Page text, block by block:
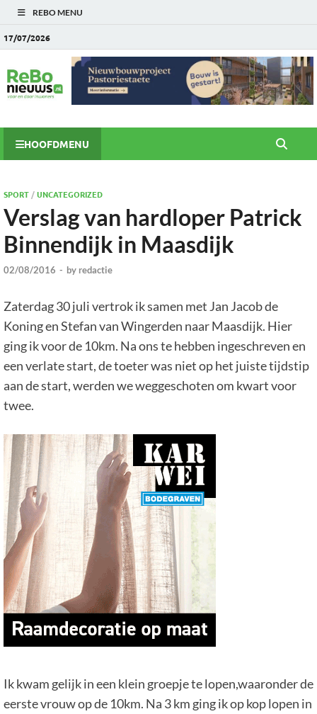
REBO MENU
17/07/2026
HOOFDMENU
SPORT/UNCATEGORIZED
Verslag van hardloper Patrick
Binnendijk in Maasdijk
02/08/2016 - by redactie
Zaterdag 30 juli vertrok ik samen met Jan Jacob de
Koning en Stefan van Wingerden naar Maasdijk. Hier
ging ik voor de 10km. Na ons te hebben ingeschreven en
een verlate start, de toeter was niet op het juiste tijdstip
aan de start, werden we weggeschoten om kwart voor
twee.
Ik kwam gelijk in een klein groepje te lopen,waaronder de
eerste vrouw op de 10km. Na 3 km ging ik op kop lopen in